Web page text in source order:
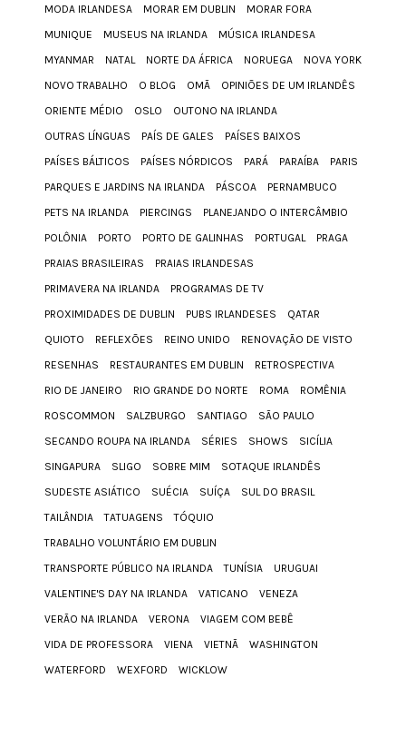
MODA IRLANDESA
MORAR EM DUBLIN
MORAR FORA
MUNIQUE
MUSEUS NA IRLANDA
MÚSICA IRLANDESA
MYANMAR
NATAL NORTE DA ÁFRICA NORUEGA
NOVA YORK
NOVO TRABALHO
O BLOG OMÃ
OPINIÕES DE UM IRLANDÊS
ORIENTE MÉDIO
OSLO
OUTONO NA IRLANDA
OUTRAS LÍNGUAS
PAÍS DE GALES
PAÍSES BAIXOS
PAÍSES BÁLTICOS
PAÍSES NÓRDICOS PARÁ PARAÍBA
PARIS
PARQUES E JARDINS NA IRLANDA
PÁSCOA
PERNAMBUCO
PETS NA IRLANDA
PIERCINGS
PLANEJANDO O INTERCÂMBIO
POLÔNIA
PORTO PORTO DE GALINHAS PORTUGAL
PRAGA
PRAIAS BRASILEIRAS
PRAIAS IRLANDESAS
PRIMAVERA NA IRLANDA
PROGRAMAS DE TV
PROXIMIDADES DE DUBLIN
PUBS IRLANDESES
QATAR
QUIOTO
REFLEXÕES REINO UNIDO
RENOVAÇÃO DE VISTO
RESENHAS
RESTAURANTES EM DUBLIN
RETROSPECTIVA
RIO DE JANEIRO
RIO GRANDE DO NORTE ROMA
ROMÊNIA
ROSCOMMON
SALZBURGO SANTIAGO
SÃO PAULO
SECANDO ROUPA NA IRLANDA
SÉRIES SHOWS
SICÍLIA
SINGAPURA
SLIGO SOBRE MIM
SOTAQUE IRLANDÊS
SUDESTE ASIÁTICO
SUÉCIA SUÍÇA
SUL DO BRASIL
TAILÂNDIA
TATUAGENS
TÓQUIO
TRABALHO VOLUNTÁRIO EM DUBLIN
TRANSPORTE PÚBLICO NA IRLANDA
TUNÍSIA
URUGUAI
VALENTINE'S DAY NA IRLANDA
VATICANO
VENEZA
VERÃO NA IRLANDA
VERONA
VIAGEM COM BEBÊ
VIDA DE PROFESSORA
VIENA VIETNÃ
WASHINGTON
WATERFORD
WEXFORD WICKLOW